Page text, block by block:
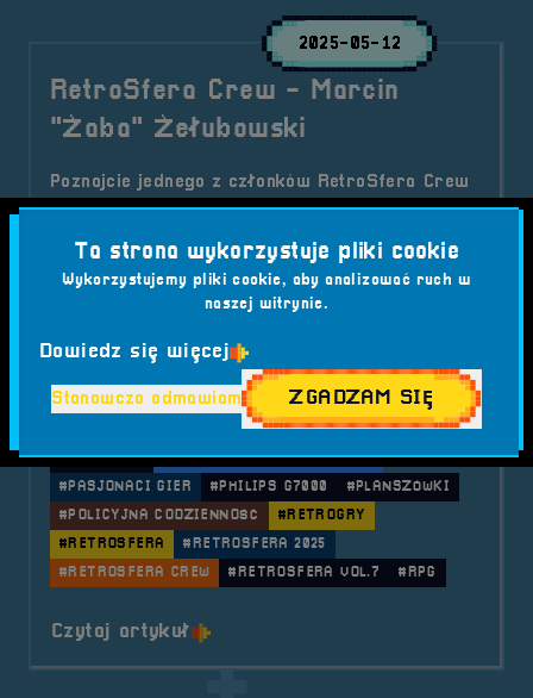
2025-05-12
RetroSfera Crew - Marcin
"Żaba" Żełubowski
Poznajcie jednego z członków RetroSfera Crew
– Marcina "Żabę" Żełubowskiego! Człowieka,
który nie zna słowa "nuda", a jego życiorysem
można by obdzielić kilka osób. Od prawników po
graczy – historia Żaby to idealne połączenie
Kategorie wpisu:
Aktualności RetroSfera Crew RetroSfera vol. 7
#FESTIWAL GIER
#FIGURKI
#GAME BOY
#MARCIN ŻABA ŻEŁUBOWSKI
#PASJONACI GIER
#PHILIPS G7000
#PLANSZÓWKI
#POLICYJNA CODZIENNOŚĆ
#RETROGRY
#RETROSFERA
#RETROSFERA 2025
#RETROSFERA CREW
#RETROSFERA VOL.7 #RPG
Czytaj artykuło tytule RetroSfera Crew
Ta strona wykorzystuje pliki cookie
Wykorzystujemy pliki cookie, aby analizować ruch w
naszej witrynie.
Dowiedz się więcej
Stanowczo odmawiam ZGADZAM SIĘ